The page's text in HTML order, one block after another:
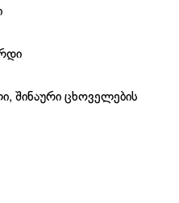
შინაური ცხოველების